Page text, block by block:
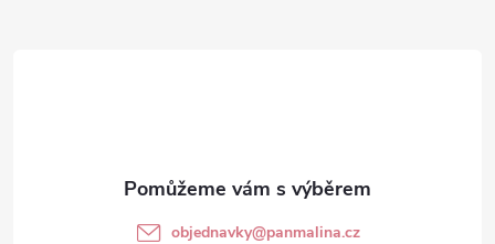
objednavky@panmalina.cz